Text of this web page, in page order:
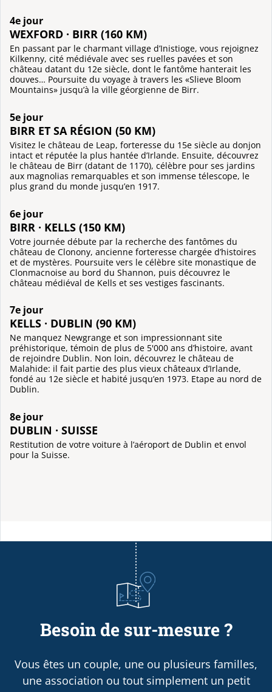
4e jour
WEXFORD · BIRR (160 KM)
En passant par le charmant village d’Inistioge, vous rejoignez
Kilkenny, cité médiévale avec ses ruelles pavées et son
château datant du 12e siècle, dont le fantôme hanterait les
douves… Poursuite du voyage à travers les «Slieve Bloom
Mountains» jusqu’à la ville géorgienne de Birr.
5e jour
BIRR ET SA RÉGION (50 KM)
Visitez le château de Leap, forteresse du 15e siècle au donjon
intact et réputée la plus hantée d’Irlande. Ensuite, découvrez
le château de Birr (datant de 1170), célèbre pour ses jardins
aux magnolias remarquables et son immense télescope, le
plus grand du monde jusqu’en 1917.
6e jour
BIRR · KELLS (150 KM)
Votre journée débute par la recherche des fantômes du
château de Clonony, ancienne forteresse chargée d’histoires
et de mystères. Poursuite vers le célèbre site monastique de
Clonmacnoise au bord du Shannon, puis découvrez le
château médiéval de Kells et ses vestiges fascinants.
7e jour
KELLS · DUBLIN (90 KM)
Ne manquez Newgrange et son impressionnant site
préhistorique, témoin de plus de 5'000 ans d’histoire, avant
de rejoindre Dublin. Non loin, découvrez le château de
Malahide: il fait partie des plus vieux châteaux d’Irlande,
fondé au 12e siècle et habité jusqu’en 1973. Etape au nord de
Dublin.
8e jour
DUBLIN · SUISSE
Restitution de votre voiture à l’aéroport de Dublin et envol
pour la Suisse.
Besoin de sur-mesure ?
Vous êtes un couple, une ou plusieurs familles,
une association ou tout simplement un petit